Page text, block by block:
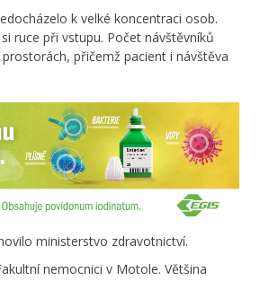
k velké koncentraci osob.
ruce při vstupu. Počet návštěvníků
přičemž pacient i návštěva
ministerstvo zdravotnictví.
nemocnici v Motole. Většina